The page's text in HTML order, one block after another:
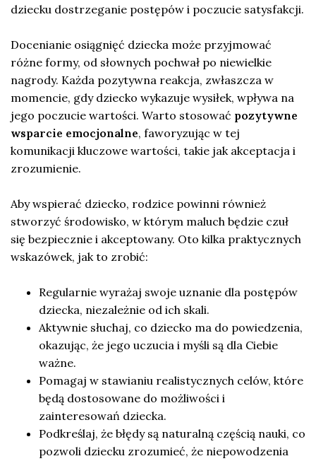
dziecku dostrzeganie postępów i poczucie satysfakcji.
Docenianie osiągnięć dziecka może przyjmować
różne formy, od słownych pochwał po niewielkie
nagrody. Każda pozytywna reakcja, zwłaszcza w
momencie, gdy dziecko wykazuje wysiłek, wpływa na
jego poczucie wartości. Warto stosować pozytywne
wsparcie emocjonalne, faworyzując w tej
komunikacji kluczowe wartości, takie jak akceptacja i
zrozumienie.
Aby wspierać dziecko, rodzice powinni również
stworzyć środowisko, w którym maluch będzie czuł
się bezpiecznie i akceptowany. Oto kilka praktycznych
wskazówek, jak to zrobić:
Regularnie wyrażaj swoje uznanie dla postępów
dziecka, niezależnie od ich skali.
Aktywnie słuchaj, co dziecko ma do powiedzenia,
okazując, że jego uczucia i myśli są dla Ciebie
ważne.
Pomagaj w stawianiu realistycznych celów, które
będą dostosowane do możliwości i
zainteresowań dziecka.
Podkreślaj, że błędy są naturalną częścią nauki, co
pozwoli dziecku zrozumieć, że niepowodzenia